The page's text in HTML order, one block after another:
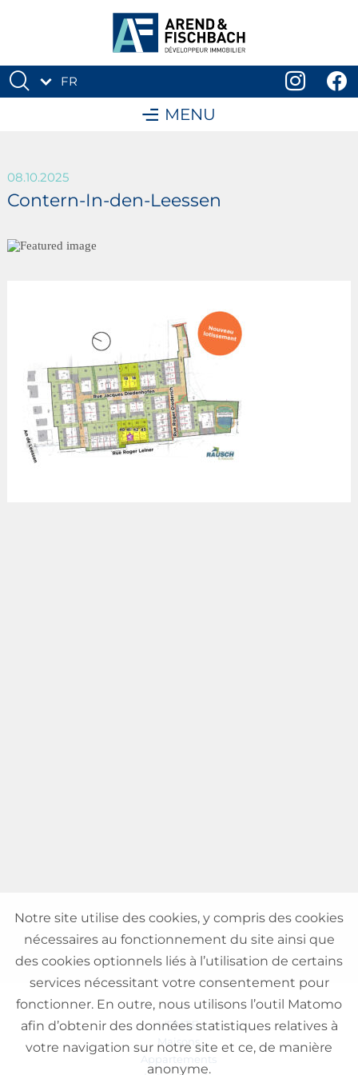
FR
MENU
08.10.2025
Contern-In-den-Leessen
VENTE
Maisons
Appartements
Notre site utilise des cookies, y compris des cookies
nécessaires au fonctionnement du site ainsi que
des cookies optionnels liés à l’utilisation de certains
services nécessitant votre consentement pour
fonctionner. En outre, nous utilisons l’outil Matomo
afin d’obtenir des données statistiques relatives à
votre navigation sur notre site et ce, de manière
anonyme.